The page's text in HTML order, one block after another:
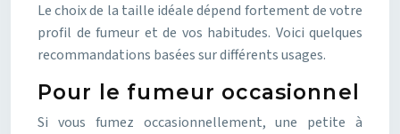
Le choix de la taille idéale dépend fortement de votre
profil de fumeur et de vos habitudes. Voici quelques
recommandations basées sur différents usages.
Pour le fumeur occasionnel
Si vous fumez occasionnellement, une petite à